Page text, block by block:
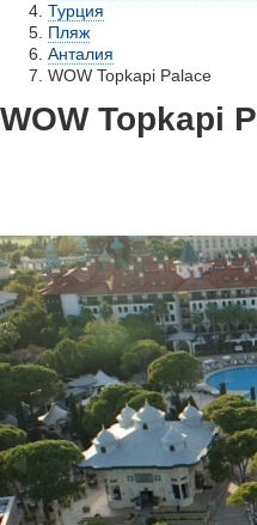
Турция
Пляж
Анталия
WOW Topkapi Palace
WOW Topkapi